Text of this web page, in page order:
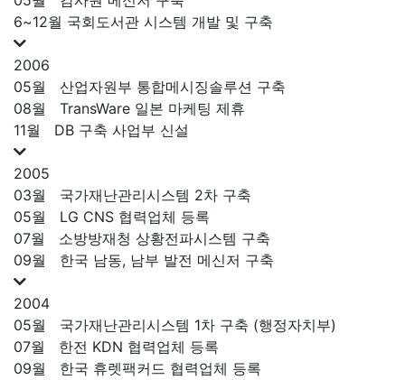
6~12월 국회도서관 시스템 개발 및 구축
2006
05월
산업자원부 통합메시징솔루션 구축
08월
TransWare 일본 마케팅 제휴
11월
DB 구축 사업부 신설
2005
03월
국가재난관리시스템 2차 구축
05월
LG CNS 협력업체 등록
07월
소방방재청 상황전파시스템 구축
09월
한국 남동, 남부 발전 메신저 구축
2004
05월
국가재난관리시스템 1차 구축 (행정자치부)
07월
한전 KDN 협력업체 등록
09월
한국 휴렛팩커드 협력업체 등록